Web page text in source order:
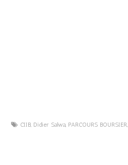
CIIB, Didier Salwa, PARCOURS BOURSIER,